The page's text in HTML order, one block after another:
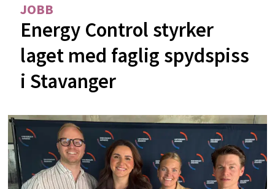
JOBB
Energy Control styrker
laget med faglig spydspiss
i Stavanger